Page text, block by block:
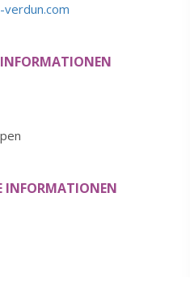
INFORMATIONEN